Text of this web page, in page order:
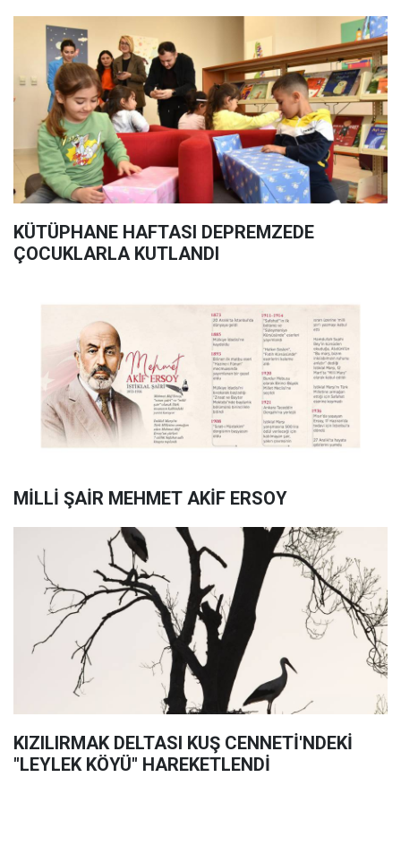
KÜTÜPHANE HAFTASI DEPREMZEDE
ÇOCUKLARLA KUTLANDI
MİLLİ ŞAİR MEHMET AKİF ERSOY
KIZILIRMAK DELTASI KUŞ CENNETİ'NDEKİ
"LEYLEK KÖYÜ" HAREKETLENDİ